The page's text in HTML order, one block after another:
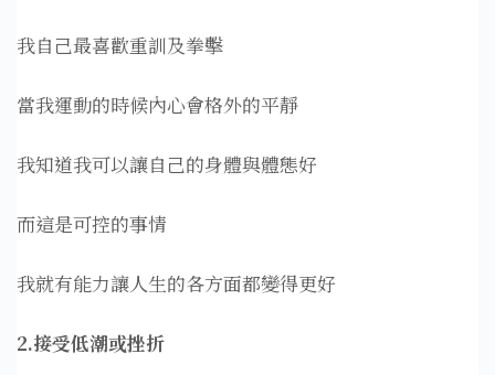
我自己最喜歡重訓及拳擊
當我運動的時候內心會格外的平靜
我知道我可以讓自己的身體與體態好
而這是可控的事情
我就有能力讓人生的各方面都變得更好
2.接受低潮或挫折